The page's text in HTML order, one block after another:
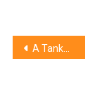
Bejegyzés
A Tankcsapda a lista élén